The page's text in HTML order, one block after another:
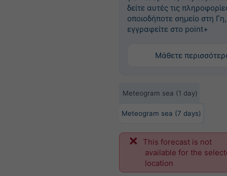
δείτε αυτές τις
οποιοδήποτε σημείο στη Γη,
εγγραφείτε στο point+
Μάθετε
Meteogram sea (1 day)
Meteogram sea (7 days)
This forecast is not
available for the
location